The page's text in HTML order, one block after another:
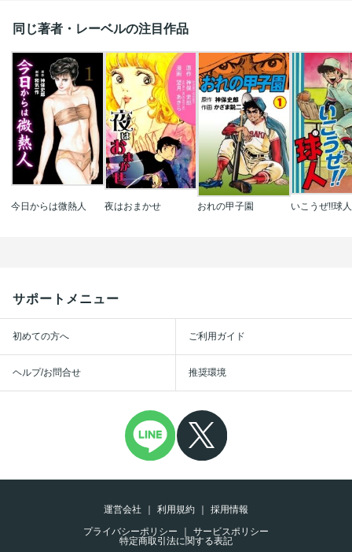
同じ著者・レーベルの注目作品
今日からは微熱人 夜はおまかせ おれの甲子園
サポートメニュー
初めての方へ ご利用ガイド
ヘルプ/お問合せ 推奨環境
運営会社 利用規約
採用情報
プライバシーポリシー
サービスポリシー
特定商取引法に関する表記